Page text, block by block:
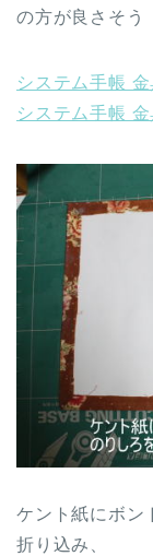
の方が良さそう
システム手帳
システム手帳
ケント紙にボン
折り込み、